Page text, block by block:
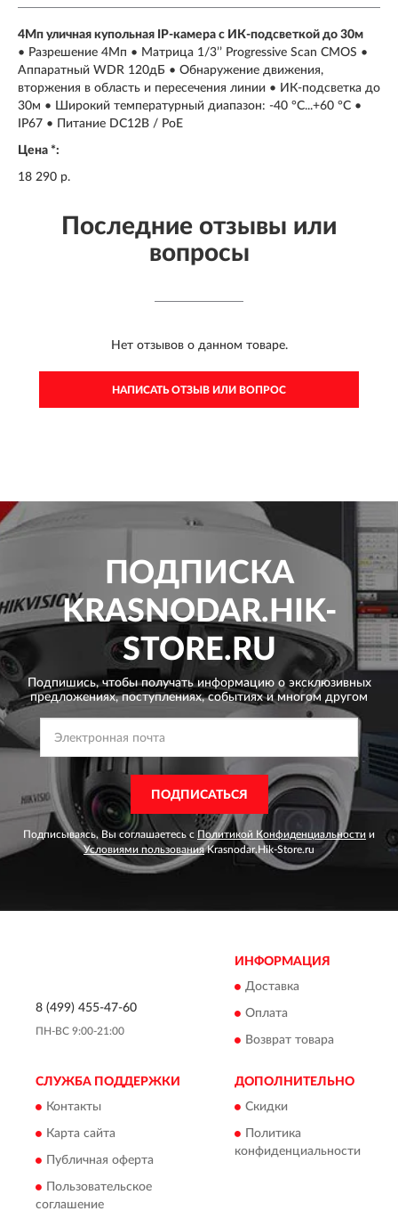
4Мп уличная купольная IP-камера с ИК-подсветкой до 30м
• Разрешение 4Мп • Матрица 1/3’’ Progressive Scan CMOS •
Аппаратный WDR 120дБ • Обнаружение движения,
вторжения в область и пересечения линии • ИК-подсветка до
30м • Широкий температурный диапазон: -40 °C...+60 °C •
IP67 • Питание DC12В / PoE
Цена *:
18 290 р.
Последние отзывы или
вопросы
Нет отзывов о данном товаре.
НАПИСАТЬ ОТЗЫВ ИЛИ ВОПРОС
ПОДПИСКА
KRASNODAR.HIK-
STORE.RU
Подпишись, чтобы получать информацию о эксклюзивных
предложениях,поступлениях, событиях и многом другом
ПОДПИСАТЬСЯ
Подписываясь, Вы соглашаетесь с Политикой Конфиденциальности и
Условиями пользованияKrasnodar.Hik-Store.ru
8 (499) 455-47-60
ПН-ВС 9:00-21:00
ИНФОРМАЦИЯ
Доставка
Оплата
Возврат товара
СЛУЖБА ПОДДЕРЖКИ
Контакты
Карта сайта
Публичная оферта
Пользовательское
соглашение
ДОПОЛНИТЕЛЬНО
Скидки
Политика
конфиденциальности